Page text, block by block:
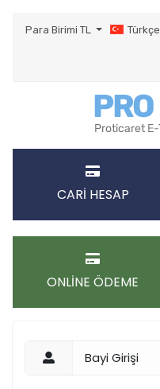
Para Birimi TL Türkçe
CARİ HESAP
ONLİNE ÖDEME
Bayi Girişi